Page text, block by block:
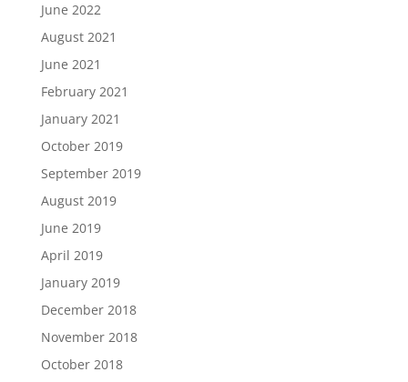
June 2022
August 2021
June 2021
February 2021
January 2021
October 2019
September 2019
August 2019
June 2019
April 2019
January 2019
December 2018
November 2018
October 2018